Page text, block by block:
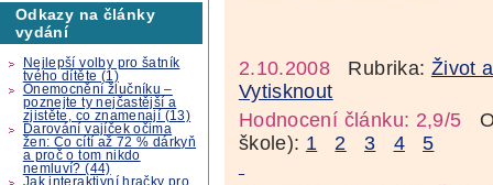
Odkazy na články
vydání
Nejlepší volby pro šatník
tvého dítěte (1)
Onemocnění žlučníku –
poznejte ty nejčastější a
zjistěte, co znamenají (13)
Darování vajíček očima
žen: Co cítí až 72 % dárkyň
a proč o tom nikdo
nemluví? (44)
Jak interaktivní hračky pro
2.10.2008 Rubrika: Život
Vytisknout
Hodnocení článku: 2,9/5
škole): 1 2 3 4 5